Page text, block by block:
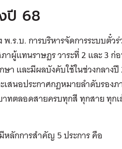
ปี 68
.ร.บ. การบริหารจัดการระบบตั๋ว
าผู้แทนราษฎร วาระที่ 2 และ 3
า และมีผลบังคับใช้ในช่วงกลาง
สนอประกาศกฎหมายลำดับรองภ
ทตลอดสายครบทุกสี ทุกสาย ทุก
หลักการสำคัญ 5 ประการ คือ